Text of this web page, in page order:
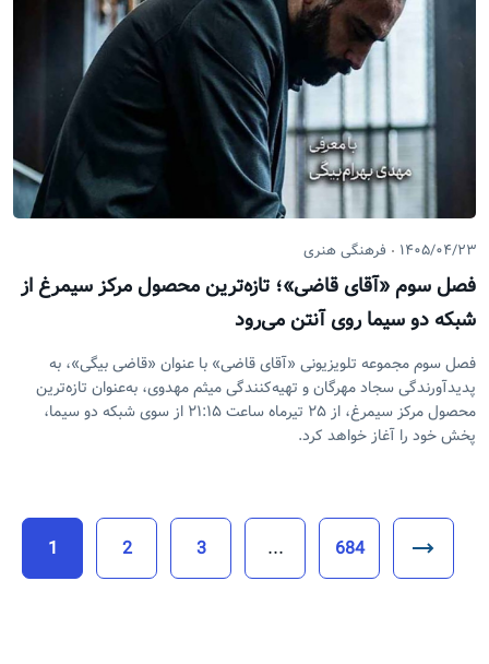
۱۴۰۵/۰۴/۲۳ فرهنگی هنری
فصل سوم «آقای قاضی»؛ تازه‌ترین محصول مرکز سیمرغ از
شبکه دو سیما روی آنتن می‌رود
فصل سوم مجموعه تلویزیونی «آقای قاضی» با عنوان «قاضی بیگی»، به
پدیدآورندگی سجاد مهرگان و تهیه‌کنندگی میثم مهدوی، به‌عنوان تازه‌ترین
محصول مرکز سیمرغ، از ۲۵ تیرماه ساعت ۲۱:۱۵ از سوی شبکه دو سیما،
پخش خود را آغاز خواهد کرد.
1 2 3 ... 684